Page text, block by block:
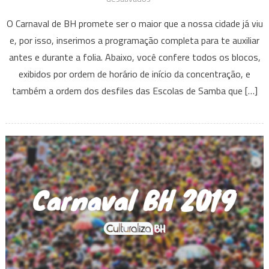
a
programação
dos
blocos
e
samba
do
Carnaval
de
BH
O Carnaval de BH promete ser o maior que a nossa cidade já viu
e, por isso, inserimos a programação completa para te auxiliar
antes e durante a folia. Abaixo, você confere todos os blocos,
exibidos por ordem de horário de início da concentração, e
também a ordem dos desfiles das Escolas de Samba que […]